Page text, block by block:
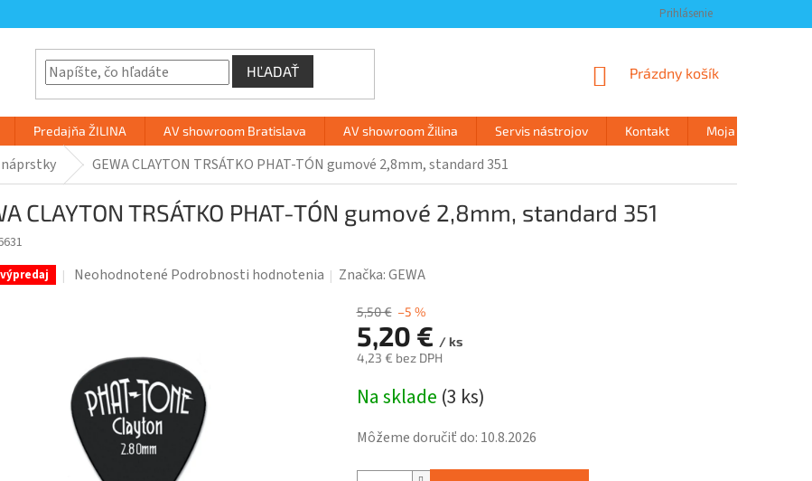
Prihlásenie
HĽADAŤ
NÁKUPNÝ
Prázdny košík
Predajňa ŽILINA AV showroom Bratislava AV showroom Žilina Servis nástrojov Kontakt Moja objednávka
GEWA CLAYTON TRSÁTKO PHAT-TÓN gumové 2,8mm, standard 351
CLAYTON TRSÁTKO PHAT-TÓN gumové 2,8mm, standard 351
Priemerné
z
5
hviezdičiek.
Neohodnotené Podrobnosti hodnotenia Značka:GEWA
5,50 € –5 %
5,20 € / ks
4,23 € bez DPH
cena:
Na sklade (3 ks)
Môžeme doručiť do: 10.8.2026